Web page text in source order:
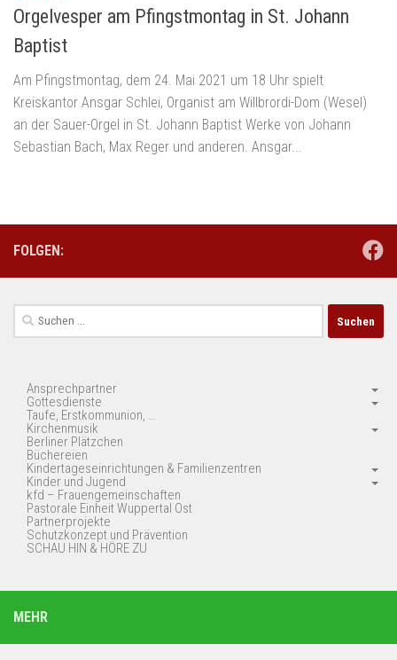
Orgelvesper am Pfingstmontag in St. Johann
Baptist
Am Pfingstmontag, dem 24. Mai 2021 um 18 Uhr spielt
Kreiskantor Ansgar Schlei, Organist am Willbrordi-Dom (Wesel)
an der Sauer-Orgel in St. Johann Baptist Werke von Johann
Sebastian Bach, Max Reger und anderen. Ansgar...
FOLGEN:
Suchen
nach:
Ansprechpartner
Gottesdienste
Taufe, Erstkommunion, …
Kirchenmusik
Berliner Plätzchen
Büchereien
Kindertageseinrichtungen & Familienzentren
Kinder und Jugend
kfd – Frauengemeinschaften
Pastorale Einheit Wuppertal Ost
Partnerprojekte
Schutzkonzept und Prävention
SCHAU HIN & HÖRE ZU
MEHR